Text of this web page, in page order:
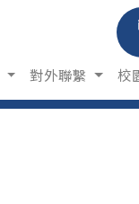
對外聯繫 校